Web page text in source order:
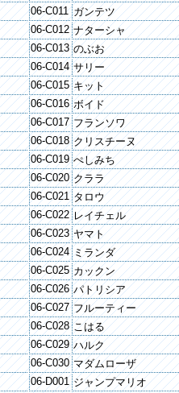
06-C011 ガンテツ
06-C012 ナターシャ
06-C013 のぶお
06-C014 サリー
06-C015 キット
06-C016 ボイド
06-C017 フランソワ
06-C018 クリスチーヌ
06-C019 ぺしみち
06-C020 クララ
06-C021 タロウ
06-C022 レイチェル
06-C023 ヤマト
06-C024 ミランダ
06-C025 カックン
06-C026 パトリシア
06-C027 フルーティー
06-C028 こはる
06-C029 ハルク
06-C030 マダムローザ
06-D001 ジャンプマリオ